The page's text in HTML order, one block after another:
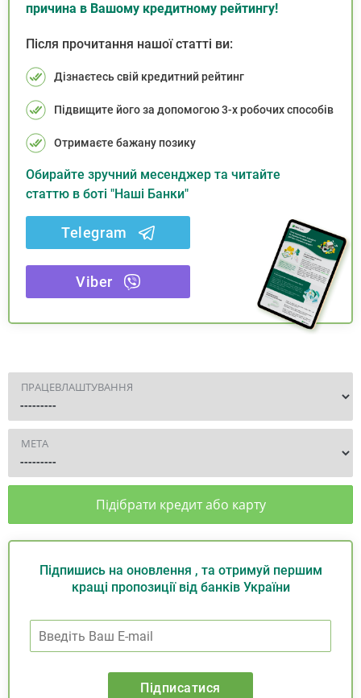
причина в Вашому кредитному рейтингу!
Після прочитання нашої статті ви:
Дізнаєтесь свій кредитний рейтинг
Підвищите його за допомогою 3-х робочих способів
Отримаєте бажану позику
Обирайте зручний месенджер та читайте
статтю в боті "Наші Банки"
Telegram
Viber
ПРАЦЕВЛАШТУВАННЯ
МЕТА
Підібрати кредит або карту
Підпишись на оновлення , та отримуй першим
кращі пропозиції від банків України
Підписатися